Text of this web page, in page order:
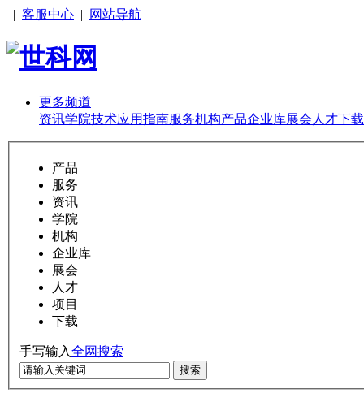
| 客服中心 | 网站导航
更多频道
资讯学院技术应用指南服务机构产品企业库展会 人才下载
产品
服务
资讯
学院
机构
企业库
展会
人才
项目
下载
手写输入全网搜索
搜索